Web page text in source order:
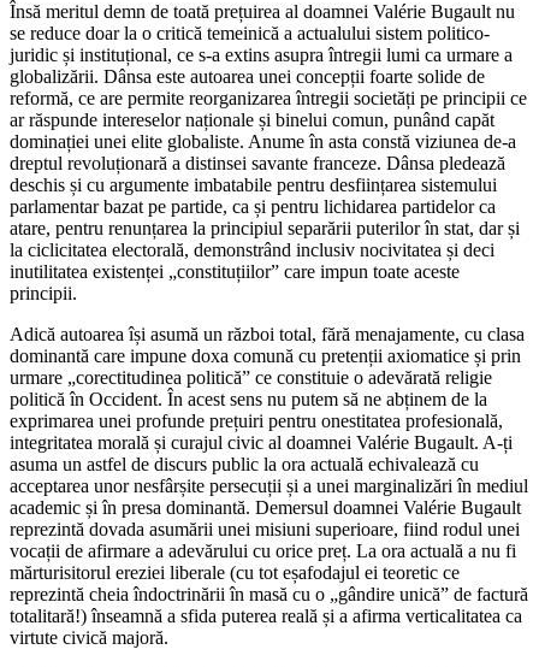
Însă meritul demn de toată prețuirea al doamnei Valérie Bugault nu
se reduce doar la o critică temeinică a actualului sistem politico-
juridic și instituțional, ce s-a extins asupra întregii lumi ca urmare a
globalizării. Dânsa este autoarea unei concepții foarte solide de
reformă, ce are permite reorganizarea întregii societăți pe principii ce
ar răspunde intereselor naționale și binelui comun, punând capăt
dominației unei elite globaliste. Anume în asta constă viziunea de-a
dreptul revoluționară a distinsei savante franceze. Dânsa pledează
deschis și cu argumente imbatabile pentru desființarea sistemului
parlamentar bazat pe partide, ca și pentru lichidarea partidelor ca
atare, pentru renunțarea la principiul separării puterilor în stat, dar și
la ciclicitatea electorală, demonstrând inclusiv nocivitatea și deci
inutilitatea existenței „constituțiilor” care impun toate aceste
principii.
Adică autoarea își asumă un război total, fără menajamente, cu clasa
dominantă care impune doxa comună cu pretenții axiomatice și prin
urmare „corectitudinea politică” ce constituie o adevărată religie
politică în Occident. În acest sens nu putem să ne abținem de la
exprimarea unei profunde prețuiri pentru onestitatea profesională,
integritatea morală și curajul civic al doamnei Valérie Bugault. A-ți
asuma un astfel de discurs public la ora actuală echivalează cu
acceptarea unor nesfârșite persecuții și a unei marginalizări în mediul
academic și în presa dominantă. Demersul doamnei Valérie Bugault
reprezintă dovada asumării unei misiuni superioare, fiind rodul unei
vocații de afirmare a adevărului cu orice preț. La ora actuală a nu fi
mărturisitorul ereziei liberale (cu tot eșafodajul ei teoretic ce
reprezintă cheia îndoctrinării în masă cu o „gândire unică” de factură
totalitară!) înseamnă a sfida puterea reală și a afirma verticalitatea ca
virtute civică majoră.